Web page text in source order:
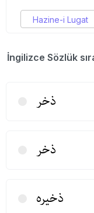
Hazine-i Lugat
İngilizce Sözlük
ذخر
ذخر
ذخیره